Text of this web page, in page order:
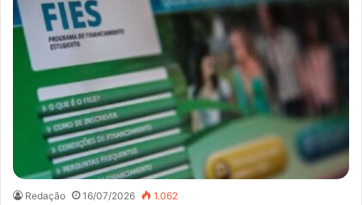
Redação 16/07/2026 1.062